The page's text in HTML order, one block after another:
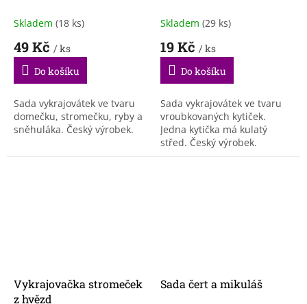
Skladem (18 ks)
49 Kč / ks
Do košíku
Sada vykrajovátek ve tvaru
domečku, stromečku, ryby a
sněhuláka. Český výrobek.
Skladem (29 ks)
19 Kč / ks
Do košíku
Sada vykrajovátek ve tvaru
vroubkovaných kytiček.
Jedna kytička má kulatý
střed. Český výrobek.
Vykrajovačka stromeček
z hvězd
Sada čert a mikuláš